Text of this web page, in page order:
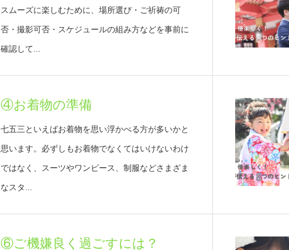
スムーズに楽しむために、場所選び・ご祈祷の可
否・撮影可否・スケジュールの組み方などを事前に
確認して...
④お着物の準備
七五三といえばお着物を思い浮かべる方が多いかと
思います。必ずしもお着物でなくてはいけないわけ
ではなく、スーツやワンピース、制服などさまざま
なスタ...
⑥ご機嫌良く過ごすには？